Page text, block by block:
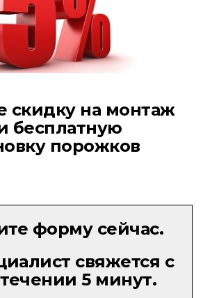
скидку на монтаж
бесплатную
порожков
форму сейчас.
свяжется с
5 минут.